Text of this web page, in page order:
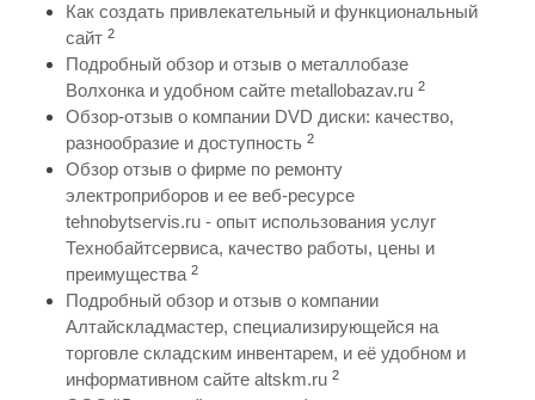
Как создать привлекательный и функциональный
сайт 2
Подробный обзор и отзыв о металлобазе
Волхонка и удобном сайте metallobazav.ru 2
Обзор-отзыв о компании DVD диски: качество,
разнообразие и доступность 2
Обзор отзыв о фирме по ремонту
электроприборов и ее веб-ресурсе
tehnobytservis.ru - опыт использования услуг
Технобайтсервиса, качество работы, цены и
преимущества 2
Подробный обзор и отзыв о компании
Алтайскладмастер, специализирующейся на
торговле складским инвентарем, и её удобном и
информативном сайте altskm.ru 2